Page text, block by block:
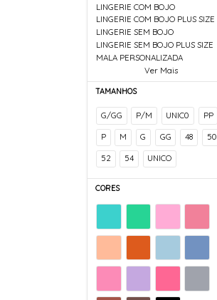
LINGERIE COM BOJO
LINGERIE COM BOJO PLUS SIZE
LINGERIE SEM BOJO
LINGERIE SEM BOJO PLUS SIZE
MALA PERSONALIZADA
Ver Mais
TAMANHOS
G/GG P/M UNIC0 PP
P M G GG 48 50
52 54 UNICO
CORES